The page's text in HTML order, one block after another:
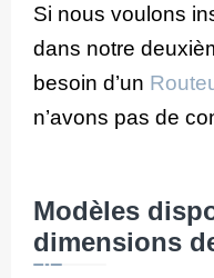
Si nous voulons
dans notre
besoin d’un
n’avons pas de
Modèles
dimensions